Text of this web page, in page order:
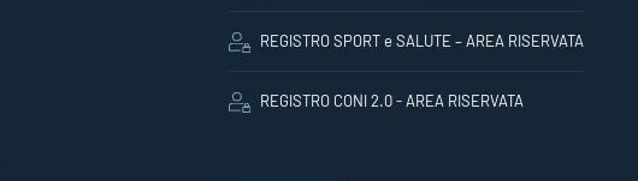
REGISTRO SPORT e SALUTE – AREA RISERVATA
REGISTRO CONI 2.0 - AREA RISERVATA